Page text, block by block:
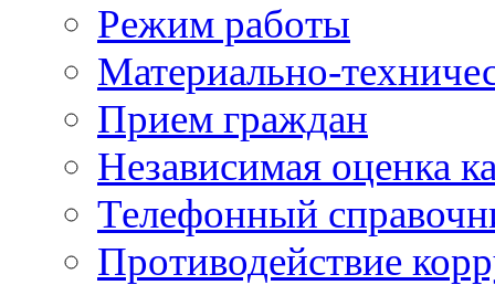
Режим работы
Материально-
Прием граждан
Независимая оценка
Телефонный
Противодействие